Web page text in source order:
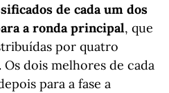
de cada um dos
a ronda principal, que
por quatro
dois melhores de cada
para a fase a